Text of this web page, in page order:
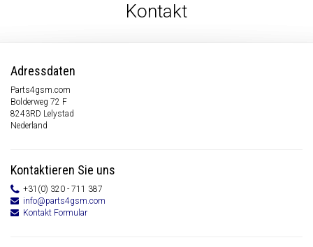
Kontakt
Adressdaten
Parts4gsm.com
Bolderweg 72 F
8243RD Lelystad
Nederland
Kontaktieren Sie uns
+31(0) 320 - 711 387
info@parts4gsm.com
Kontakt Formular